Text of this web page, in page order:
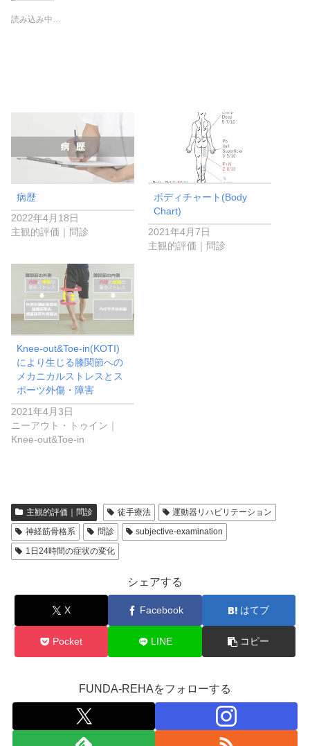
読み込み中…
病歴
2022年4月18日
主観的評価｜問診
ボディチャート(Body
Chart)
2021年4月7日
主観的評価｜問診
Knee-out&Toe-in(KOTI)
により生じる膝関節への
メカニカルストレスとス
ポーツ外傷・障害
2021年4月3日
ニーアウト・トゥイン｜
Knee-out&Toe-in
主観的評価｜問診 徒手療法
運動器リハビリテーション
神経筋骨格系
問診
subjective-examination
1日24時間の症状の変化
シェアする
X Facebook はてブ
Pocket LINE コピー
FUNDA-REHAをフォローする